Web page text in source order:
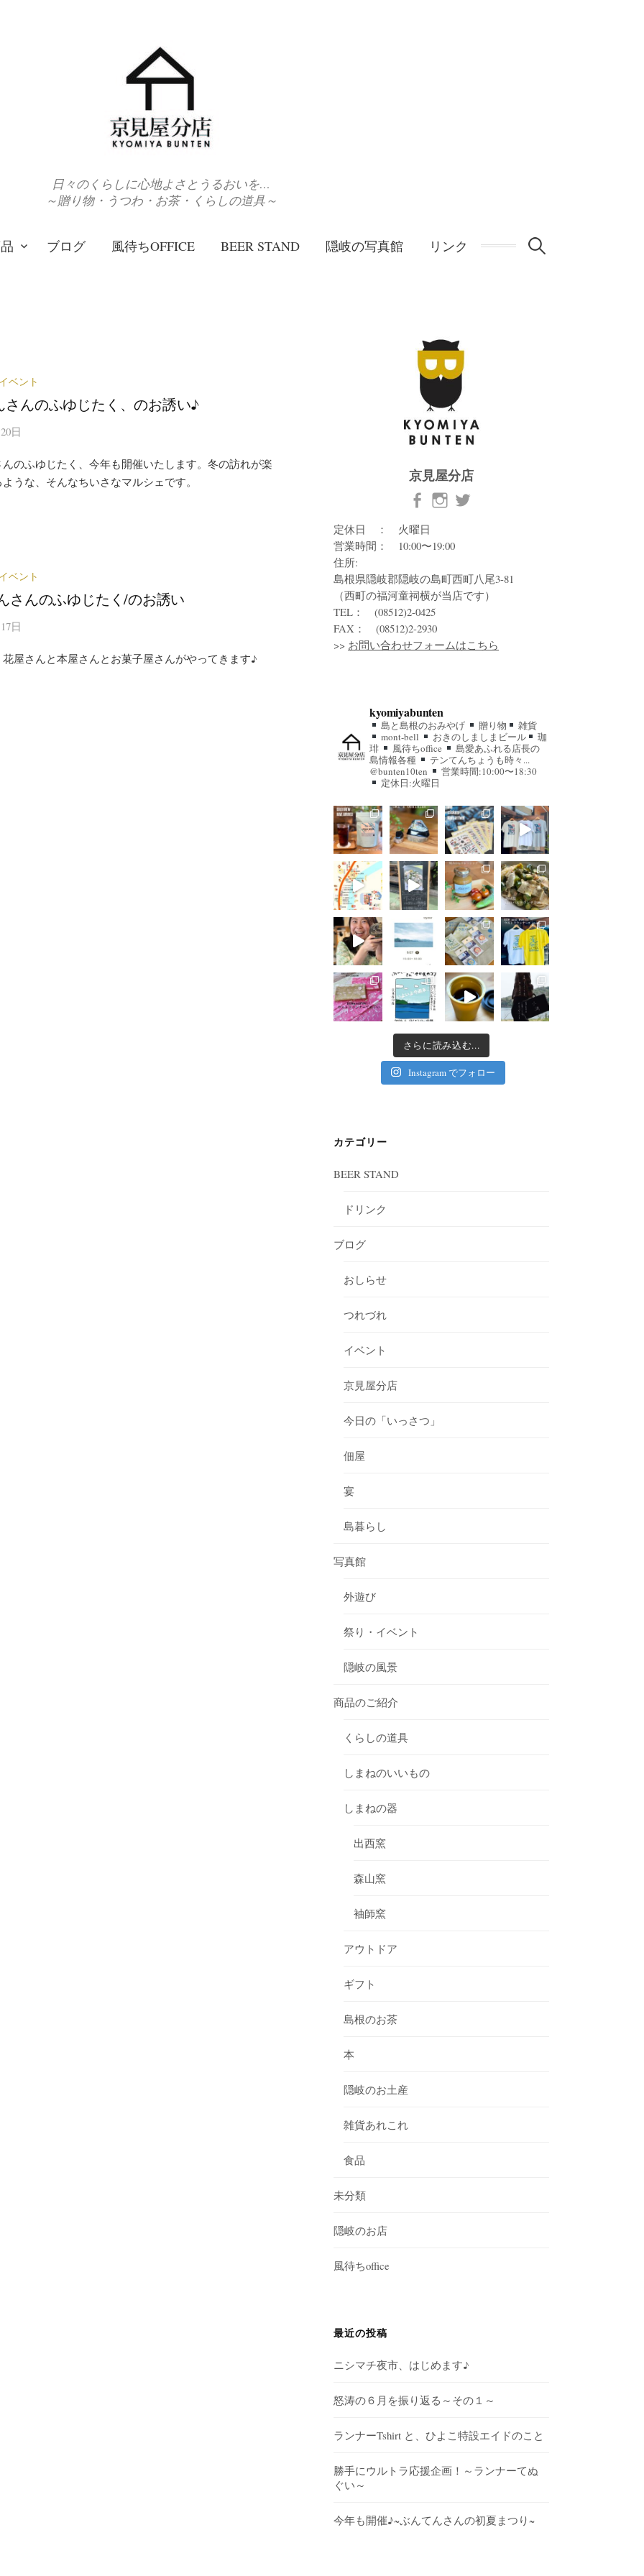
日々のくらしに心地よさとうるおいを…
～贈り物・うつわ・お茶・くらしの道具～
ブログ 風待ちOFFICE BEER STAND 隠岐の写真館 リンク 検
ベント
さんのふゆじたく、のお誘い♪
日
のふゆじたく、今年も開催いたします。冬の訪れが楽
うな、そんなちいさなマルシェです。
ベント
さんのふゆじたく/のお誘い
日
屋さんと本屋さんとお菓子屋さんがやってきます♪
京見屋分店
定休日 ： 火曜日
営業時間： 10:00〜19:00
住所:
島根県隠岐郡隠岐の島町西町八尾3-81
（西町の福河童祠横が当店です）
TEL： (08512)2-0425
FAX： (08512)2-2930
>> お問い合わせフォームはこちら
kyomiyabunten
島と島根のおみやげ 贈り物
雑貨
mont-bell
おきのしましまビール
珈
琲
風待ちoffice
島愛あふれる店長の
島情報各種
テンてんちょうも時々...
@bunten10ten
営業時間:10:00〜18:30
定休日:火曜日
さらに読み込む...
Instagram でフォロー
カテゴリー
BEER STAND
ドリンク
ブログ
おしらせ
つれづれ
イベント
京見屋分店
今日の「いっさつ」
佃屋
宴
島暮らし
写真館
外遊び
祭り・イベント
隠岐の風景
商品のご紹介
くらしの道具
しまねのいいもの
しまねの器
出西窯
森山窯
袖師窯
アウトドア
ギフト
島根のお茶
本
隠岐のお土産
雑貨あれこれ
食品
未分類
隠岐のお店
風待ちoffice
最近の投稿
ニシマチ夜市、はじめます♪
怒涛の６月を振り返る～その１～
ランナーTshirt と、ひよこ特設エイドのこと
勝手にウルトラ応援企画！～ランナーてぬ
ぐい～
今年も開催♪~ぶんてんさんの初夏まつり~